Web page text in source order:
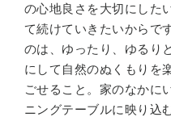
の心地良さを大切にした
て続けていきたいからで
のは、ゆったり、ゆるり
にして自然のぬくもりを
ごせること。家のなかに
ニングテーブルに映り込